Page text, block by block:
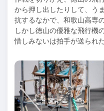
から押し出したりして、う
抗するなかで、和歌山高専
しかし徳山の優雅な飛行機
惜しみないは拍手が送られた